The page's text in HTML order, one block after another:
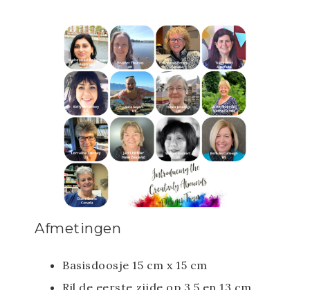
Afmetingen
Basisdoosje 15 cm x 15 cm
Ril de eerste zijde op 3,5 en 13 cm